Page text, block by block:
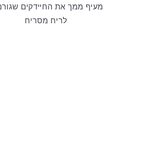
מעיף ממך את החיידקים
לריח מסריח